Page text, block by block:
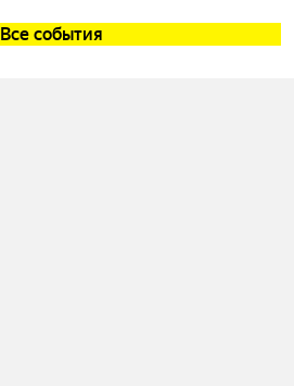
Все события